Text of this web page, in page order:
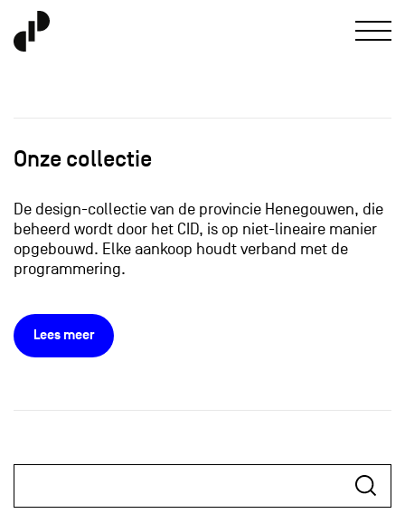
Onze collectie
De design-collectie van de provincie Henegouwen, die
beheerd wordt door het CID, is op niet-lineaire manier
opgebouwd. Elke aankoop houdt verband met de
programmering.
Lees meer